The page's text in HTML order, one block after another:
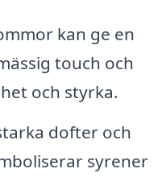
kan ge en
touch och
och styrka.
dofter och
syrener